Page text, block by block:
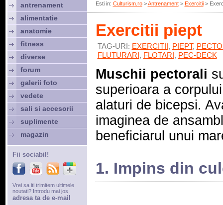
Esti in: Culturism.ro>Antrenament> Exercitii>
Exercitii piept
TAG-URI: EXERCITII, PIEPT,
FLUTURARI, FLOTARI, PEC-DECK
Muschii pectorali
superioara a
alaturi de bicepsi.
imaginea de
beneficiarul unui
1. Impins din
antrenament
alimentatie
anatomie
fitness
diverse
forum
galerii foto
vedete
sali si accesorii
suplimente
magazin
Fii sociabil!
Vrei sa iti trimitem ultimele
noutati? Introdu mai jos
adresa ta de e-mail